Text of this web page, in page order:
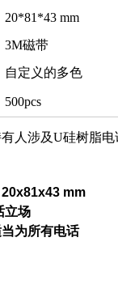
20*81*43 mm
3M磁带
自定义的多色
500pcs
mm
立场
为所有电话